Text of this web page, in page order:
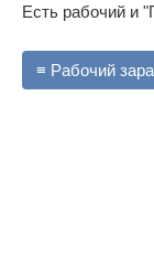
Есть рабочий и
≡ Рабочий